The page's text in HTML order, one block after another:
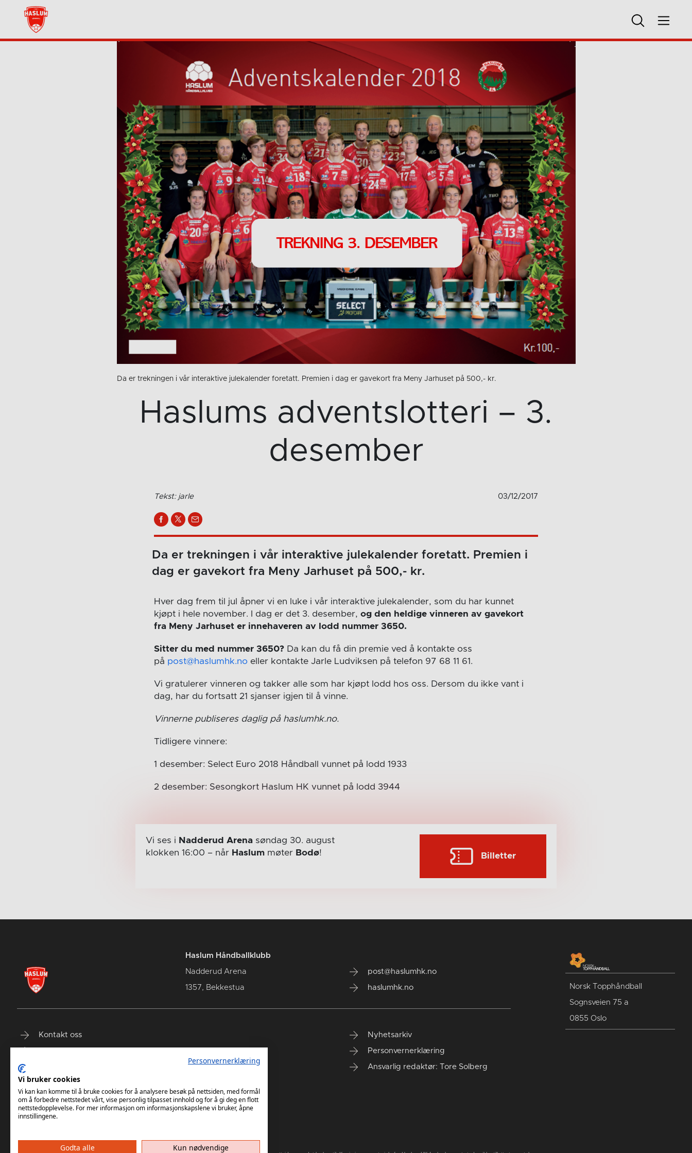
Da er trekningen i vår interaktive julekalender foretatt. Premien i dag er gavekort fra Meny Jarhuset på 500,- kr.
Haslums adventslotteri – 3.
desember
Tekst: jarle 03/12/2017
Da er trekningen i vår interaktive julekalender foretatt. Premien i
dag er gavekort fra Meny Jarhuset på 500,- kr.
Hver dag frem til jul åpner vi en luke i vår interaktive julekalender, som du har kunnet
kjøpt i hele november. I dag er det 3. desember,og den heldige vinneren av gavekort
fra Meny Jarhuset er innehaveren av lodd nummer 3650.
Sitter du med nummer 3650? Da kan du få din premie ved å kontakte oss
på post@haslumhk.no eller kontakte Jarle Ludviksen på telefon 97 68 11 61.
Vi gratulerer vinneren og takker alle som har kjøpt lodd hos oss. Dersom du ikke vant i
dag, har du fortsatt 21 sjanser igjen til å vinne.
Vinnerne publiseres daglig på haslumhk.no.
Tidligere vinnere:
1 desember: Select Euro 2018 Håndball vunnet på lodd 1933
2 desember: Sesongkort Haslum HK vunnet på lodd 3944
Vi ses i Nadderud Arenasøndag 30. august
klokken 16:00 – når Haslummøter Bodø! Billetter
Haslum Håndballklubb
Nadderud Arena
1357, Bekkestua
post@haslumhk.no
haslumhk.no
Kontakt oss Nyhetsarkiv
Personvernerklæring
Ansvarlig redaktør: Tore Solberg
Norsk Topphåndball
Sognsveien 75 a
0855 Oslo
Personvernerklæring
Vi bruker cookies
Vi kan kan komme til å bruke cookies for å analysere besøk på nettsiden, med formål
om å forbedre nettstedet vårt, vise personlig tilpasset innhold og for å gi deg en flott
nettstedopplevelse. For mer informasjon om informasjonskapslene vi bruker, åpne
innstillingene.
Godta alle Kun nødvendige